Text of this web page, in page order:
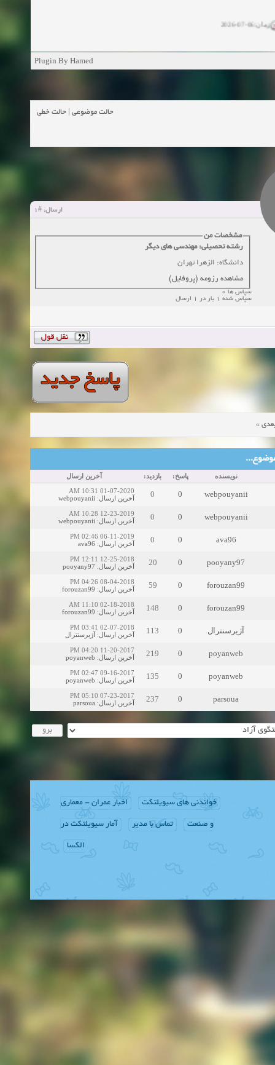
زمان:10-13-2024
زمان:10-11-2024
Plugin By Hamed
حالت موضوعی حالت خطی
ارسال: #1
مشخصات من
رشته تحصیلی: مهندسی های دیگر
دانشگاه: الزهرا تهران
مشاهده رزومه (پروفایل)
سپاس ها 0
سپاس شده 1 بار در 1 ارسال
»
نویسنده پاسخ: بازدید: آخرین ارسال
webpouyanii
0
0
01-07-2020 10:31 AM
آخرین ارسال:
webpouyanii
webpouyanii
0
0
12-23-2019 10:28 AM
آخرین ارسال:
webpouyanii
ava96
0
0
06-11-2019 02:46 PM
آخرین ارسال:
ava96
pooyany97
0
20
12-25-2018 12:11 PM
آخرین ارسال:
pooyany97
forouzan99
0
59
08-04-2018 04:26 PM
آخرین ارسال:
forouzan99
forouzan99
0
148
02-18-2018 11:10 AM
آخرین ارسال:
forouzan99
آژیرسنترال 0
113
02-07-2018 03:41 PM
آخرین ارسال: آژیرسنترال
poyanweb
0
219
11-20-2017 04:20 PM
آخرین ارسال:
poyanweb
poyanweb
0
135
09-16-2017 02:47 PM
آخرین ارسال:
poyanweb
parsoua
0
237
07-23-2017 05:10 PM
آخرین ارسال:
parsoua
خواندنی های سیویلتکت اخبار عمران - معماری
و صنعت تماس با مدیر آمار سیویلتکت در
الکسا